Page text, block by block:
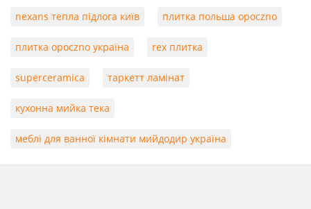
nexans тепла підлога київ плитка польша opoczno
плитка opoczno україна rex плитка
superceramica таркетт ламінат
кухонна мийка тека
меблі для ванної кімнати мийдодир україна